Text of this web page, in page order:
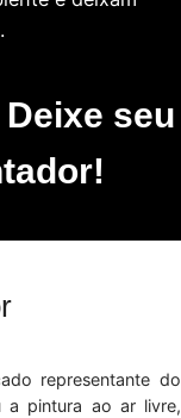
seu
representante do
a pintura ao ar livre,